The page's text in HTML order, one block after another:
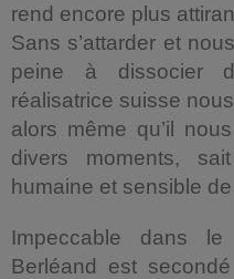
rend encore plus
Sans s’attarder et
peine à dissocier
réalisatrice suisse
alors même qu’il
divers moments,
humaine et sensible
Impeccable dans
Berléand est